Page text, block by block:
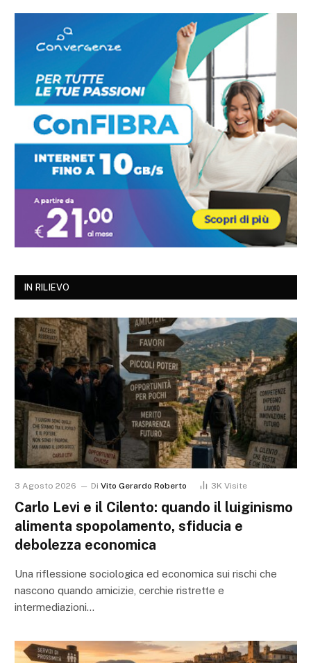
IN RILIEVO
3 Agosto 2026 Di Vito Gerardo Roberto 3K Visite
Carlo Levi e il Cilento: quando il luiginismo
alimenta spopolamento, sfiducia e
debolezza economica
Una riflessione sociologica ed economica sui rischi che
nascono quando amicizie, cerchie ristrette e
intermediazioni…